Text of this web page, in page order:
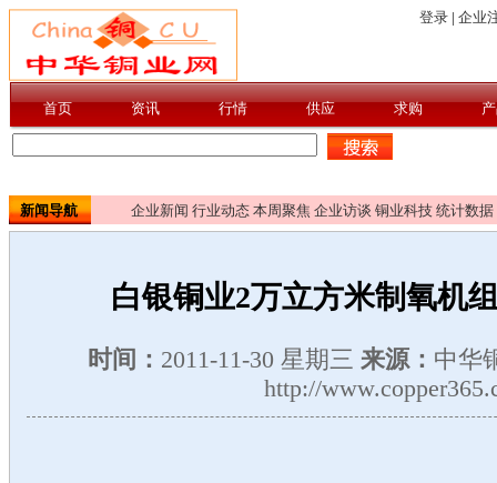
新闻导航 企业新闻 行业动态 本周聚焦 企业访谈 铜业科技 统计数据
白银铜业2万立方米制氧机
时间： 2011-11-30 星期三 来源： 中华
http://